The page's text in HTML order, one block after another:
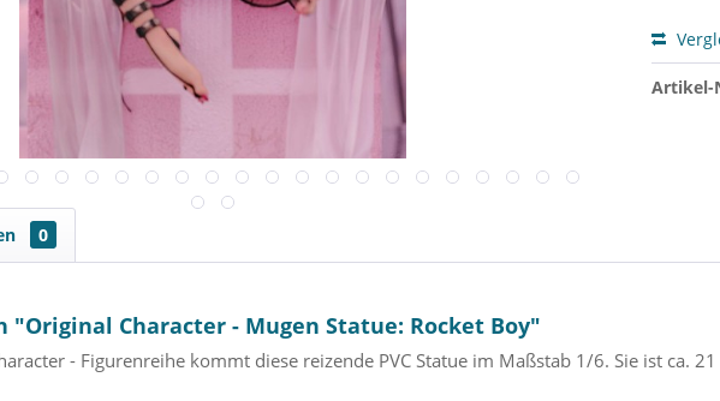
Artikel-
0
Character - Mugen Statue: Rocket Boy"
- Figurenreihe kommt diese reizende PVC Statue im Maßstab 1/6. Sie ist ca.